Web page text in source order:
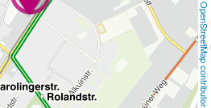
OpenStreetMap contributors